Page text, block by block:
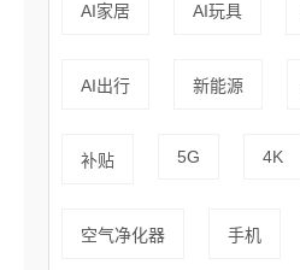
AI家居 AI玩具
AI出行 新能源
补贴 5G 4K
空气净化器 手机